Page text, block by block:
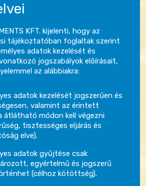
KFT. kijelenti, hogy az
tájékoztatóban foglaltak szerint
adatok kezelését és
jogszabályok előírásait,
az alábbiakra:
adatok kezelését jogszerűen és
valamint az érintett
átlátható módon kell végezni
tisztességes eljárás és
elve).
adatok gyűjtése csak
egyértelmű és jogszerű
(célhoz kötöttség).